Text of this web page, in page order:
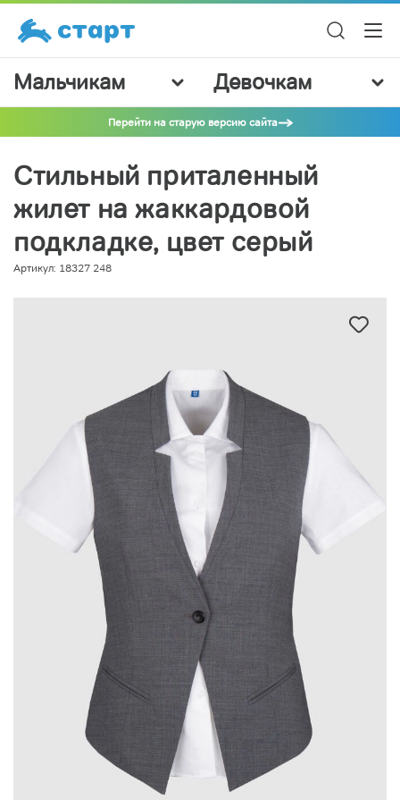
Мальчикам Девочкам
Перейти на старую версию сайта
Стильный приталенный
жилет на жаккардовой
подкладке, цвет серый
Артикул: 18327 248